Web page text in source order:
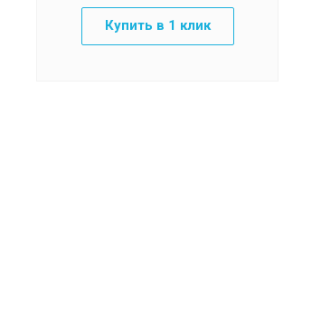
Купить в 1 клик